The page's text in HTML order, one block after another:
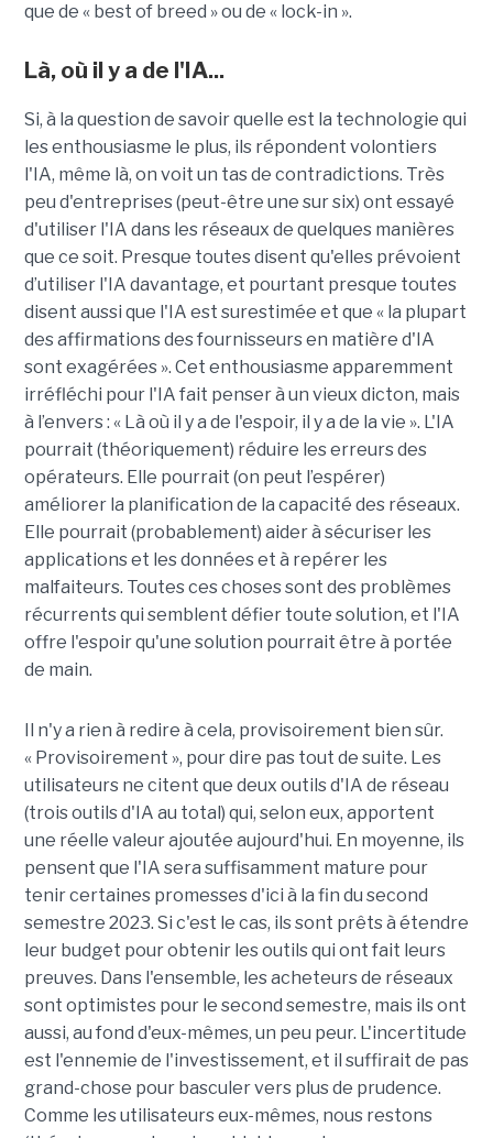
que de « best of breed » ou de « lock-in ».
Là, où il y a de l'IA...
Si, à la question de savoir quelle est la technologie qui
les enthousiasme le plus, ils répondent volontiers
l'IA, même là, on voit un tas de contradictions. Très
peu d'entreprises (peut-être une sur six) ont essayé
d'utiliser l'IA dans les réseaux de quelques manières
que ce soit. Presque toutes disent qu'elles prévoient
d’utiliser l'IA davantage, et pourtant presque toutes
disent aussi que l'IA est surestimée et que « la plupart
des affirmations des fournisseurs en matière d'IA
sont exagérées ». Cet enthousiasme apparemment
irréfléchi pour l'IA fait penser à un vieux dicton, mais
à l’envers : « Là où il y a de l'espoir, il y a de la vie ». L'IA
pourrait (théoriquement) réduire les erreurs des
opérateurs. Elle pourrait (on peut l’espérer)
améliorer la planification de la capacité des réseaux.
Elle pourrait (probablement) aider à sécuriser les
applications et les données et à repérer les
malfaiteurs. Toutes ces choses sont des problèmes
récurrents qui semblent défier toute solution, et l'IA
offre l'espoir qu'une solution pourrait être à portée
de main.
Il n'y a rien à redire à cela, provisoirement bien sûr.
« Provisoirement », pour dire pas tout de suite. Les
utilisateurs ne citent que deux outils d'IA de réseau
(trois outils d'IA au total) qui, selon eux, apportent
une réelle valeur ajoutée aujourd'hui. En moyenne, ils
pensent que l'IA sera suffisamment mature pour
tenir certaines promesses d'ici à la fin du second
semestre 2023. Si c'est le cas, ils sont prêts à étendre
leur budget pour obtenir les outils qui ont fait leurs
preuves. Dans l'ensemble, les acheteurs de réseaux
sont optimistes pour le second semestre, mais ils ont
aussi, au fond d'eux-mêmes, un peu peur. L'incertitude
est l'ennemie de l'investissement, et il suffirait de pas
grand-chose pour basculer vers plus de prudence.
Comme les utilisateurs eux-mêmes, nous restons